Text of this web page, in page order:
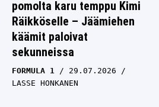
pomolta karu temppu Kimi
Räikköselle – Jäämiehen
käämit paloivat
sekunneissa
FORMULA 1
29.07.2026
LASSE HONKANEN